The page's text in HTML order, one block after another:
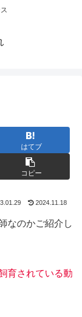
はてブ
コピー
2024.11.18
なのかご紹介し
育されている動